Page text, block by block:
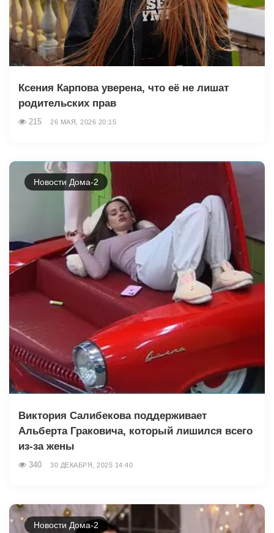
Ксения Карпова уверена, что её не лишат
родительских прав
215 26 МАЯ, 2026 20:15
Новости Дома-2
Виктория Салибекова поддерживает
Альберта Граковича, который лишился всего
из-за жены
340 30 ДЕКАБРЯ, 2025 14:40
Новости Дома-2